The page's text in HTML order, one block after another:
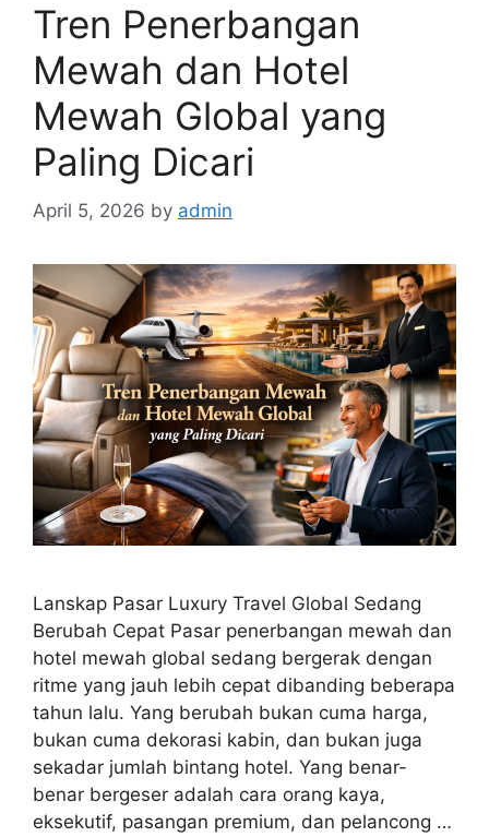
Tren Penerbangan
Mewah dan Hotel
Mewah Global yang
Paling Dicari
April 5, 2026 by admin
Lanskap Pasar Luxury Travel Global Sedang
Berubah Cepat Pasar penerbangan mewah dan
hotel mewah global sedang bergerak dengan
ritme yang jauh lebih cepat dibanding beberapa
tahun lalu. Yang berubah bukan cuma harga,
bukan cuma dekorasi kabin, dan bukan juga
sekadar jumlah bintang hotel. Yang benar-
benar bergeser adalah cara orang kaya,
eksekutif, pasangan premium, dan pelancong …